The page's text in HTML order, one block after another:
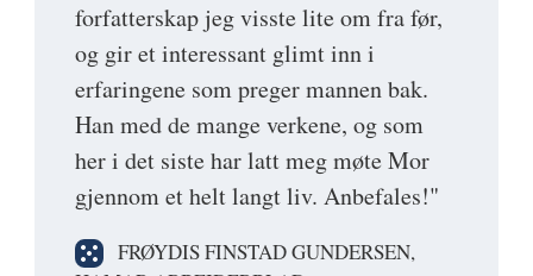
forfatterskap jeg visste lite om fra før,
og gir et interessant glimt inn i
erfaringene som preger mannen bak.
Han med de mange verkene, og som
her i det siste har latt meg møte Mor
gjennom et helt langt liv. Anbefales!"
FRØYDIS FINSTAD GUNDERSEN,